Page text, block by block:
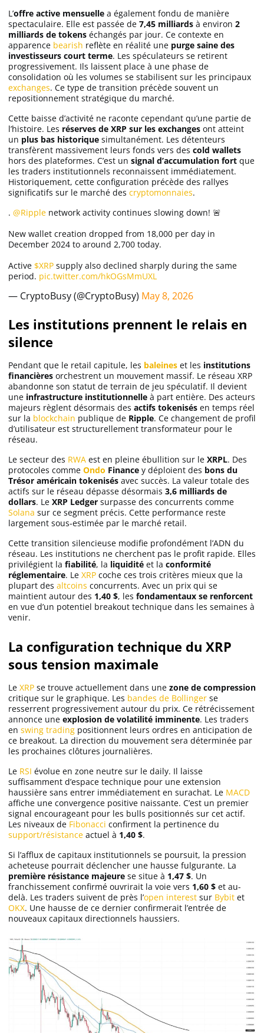
L’offre active mensuelle a également fondu de manière
spectaculaire. Elle est passée de 7,45 milliards à environ 2
milliards de tokens échangés par jour. Ce contexte en
apparence bearish reflète en réalité une purge saine des
investisseurs court terme. Les spéculateurs se retirent
progressivement. Ils laissent place à une phase de
consolidation où les volumes se stabilisent sur les principaux
exchanges. Ce type de transition précède souvent un
repositionnement stratégique du marché.
Cette baisse d’activité ne raconte cependant qu’une partie de
l’histoire. Les réserves de XRP sur les exchanges ont atteint
un plus bas historique simultanément. Les détenteurs
transfèrent massivement leurs fonds vers des cold wallets
hors des plateformes. C’est un signal d’accumulation fort que
les traders institutionnels reconnaissent immédiatement.
Historiquement, cette configuration précède des rallyes
significatifs sur le marché des cryptomonnaies.
. @Ripple network activity continues slowing down! 🚨
New wallet creation dropped from 18,000 per day in
December 2024 to around 2,700 today.
Active $XRP supply also declined sharply during the same
period. pic.twitter.com/hkOGsMmUXL
— CryptoBusy (@CryptoBusy) May 8, 2026
Les institutions prennent le relais en
silence
Pendant que le retail capitule, les baleines et les institutions
financières orchestrent un mouvement massif. Le réseau XRP
abandonne son statut de terrain de jeu spéculatif. Il devient
une infrastructure institutionnelle à part entière. Des acteurs
majeurs règlent désormais des actifs tokenisés en temps réel
sur la blockchain publique de Ripple. Ce changement de profil
d’utilisateur est structurellement transformateur pour le
réseau.
Le secteur des RWA est en pleine ébullition sur le XRPL. Des
protocoles comme Ondo Finance y déploient des bons du
Trésor américain tokenisés avec succès. La valeur totale des
actifs sur le réseau dépasse désormais 3,6 milliards de
dollars. Le XRP Ledger surpasse des concurrents comme
Solana sur ce segment précis. Cette performance reste
largement sous-estimée par le marché retail.
Cette transition silencieuse modifie profondément l’ADN du
réseau. Les institutions ne cherchent pas le profit rapide. Elles
privilégient la fiabilité, la liquidité et la conformité
réglementaire. Le XRP coche ces trois critères mieux que la
plupart des altcoins concurrents. Avec un prix qui se
maintient autour des 1,40 $, les fondamentaux se renforcent
en vue d’un potentiel breakout technique dans les semaines à
venir.
La configuration technique du XRP
sous tension maximale
Le XRP se trouve actuellement dans une zone de compression
critique sur le graphique. Les bandes de Bollinger se
resserrent progressivement autour du prix. Ce rétrécissement
annonce une explosion de volatilité imminente. Les traders
en swing trading positionnent leurs ordres en anticipation de
ce breakout. La direction du mouvement sera déterminée par
les prochaines clôtures journalières.
Le RSI évolue en zone neutre sur le daily. Il laisse
suffisamment d’espace technique pour une extension
haussière sans entrer immédiatement en surachat. Le MACD
affiche une convergence positive naissante. C’est un premier
signal encourageant pour les bulls positionnés sur cet actif.
Les niveaux de Fibonacci confirment la pertinence du
support/résistance actuel à 1,40 $.
Si l’afflux de capitaux institutionnels se poursuit, la pression
acheteuse pourrait déclencher une hausse fulgurante. La
première résistance majeure se situe à 1,47 $. Un
franchissement confirmé ouvrirait la voie vers 1,60 $ et au-
delà. Les traders suivent de près l’open interest sur Bybit et
OKX. Une hausse de ce dernier confirmerait l’entrée de
nouveaux capitaux directionnels haussiers.